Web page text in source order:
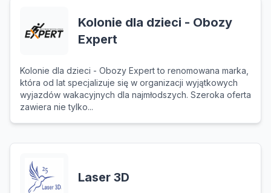
Kolonie dla dzieci - Obozy
Expert
Kolonie dla dzieci - Obozy Expert to renomowana marka,
która od lat specjalizuje się w organizacji wyjątkowych
wyjazdów wakacyjnych dla najmłodszych. Szeroka oferta
zawiera nie tylko...
Laser 3D